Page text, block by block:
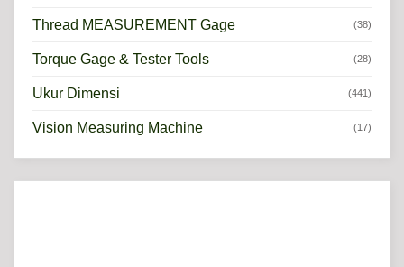
Thread MEASUREMENT Gage (38)
Torque Gage & Tester Tools (28)
Ukur Dimensi (441)
Vision Measuring Machine (17)